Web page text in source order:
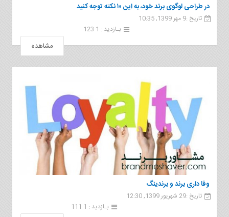
در طراحی لوگوی برند خود، به این ۱۰ نکته توجه کنید
تاریخ :9 مهر 1399, 10:35
بـازدید : 1 123
مشاهده
وفا داری برند و برندینگ
تاریخ :29 شهریور 1399, 12:30
بـازدید : 1 111